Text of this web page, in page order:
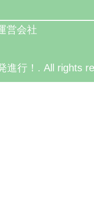
営会社
進行！. All rights